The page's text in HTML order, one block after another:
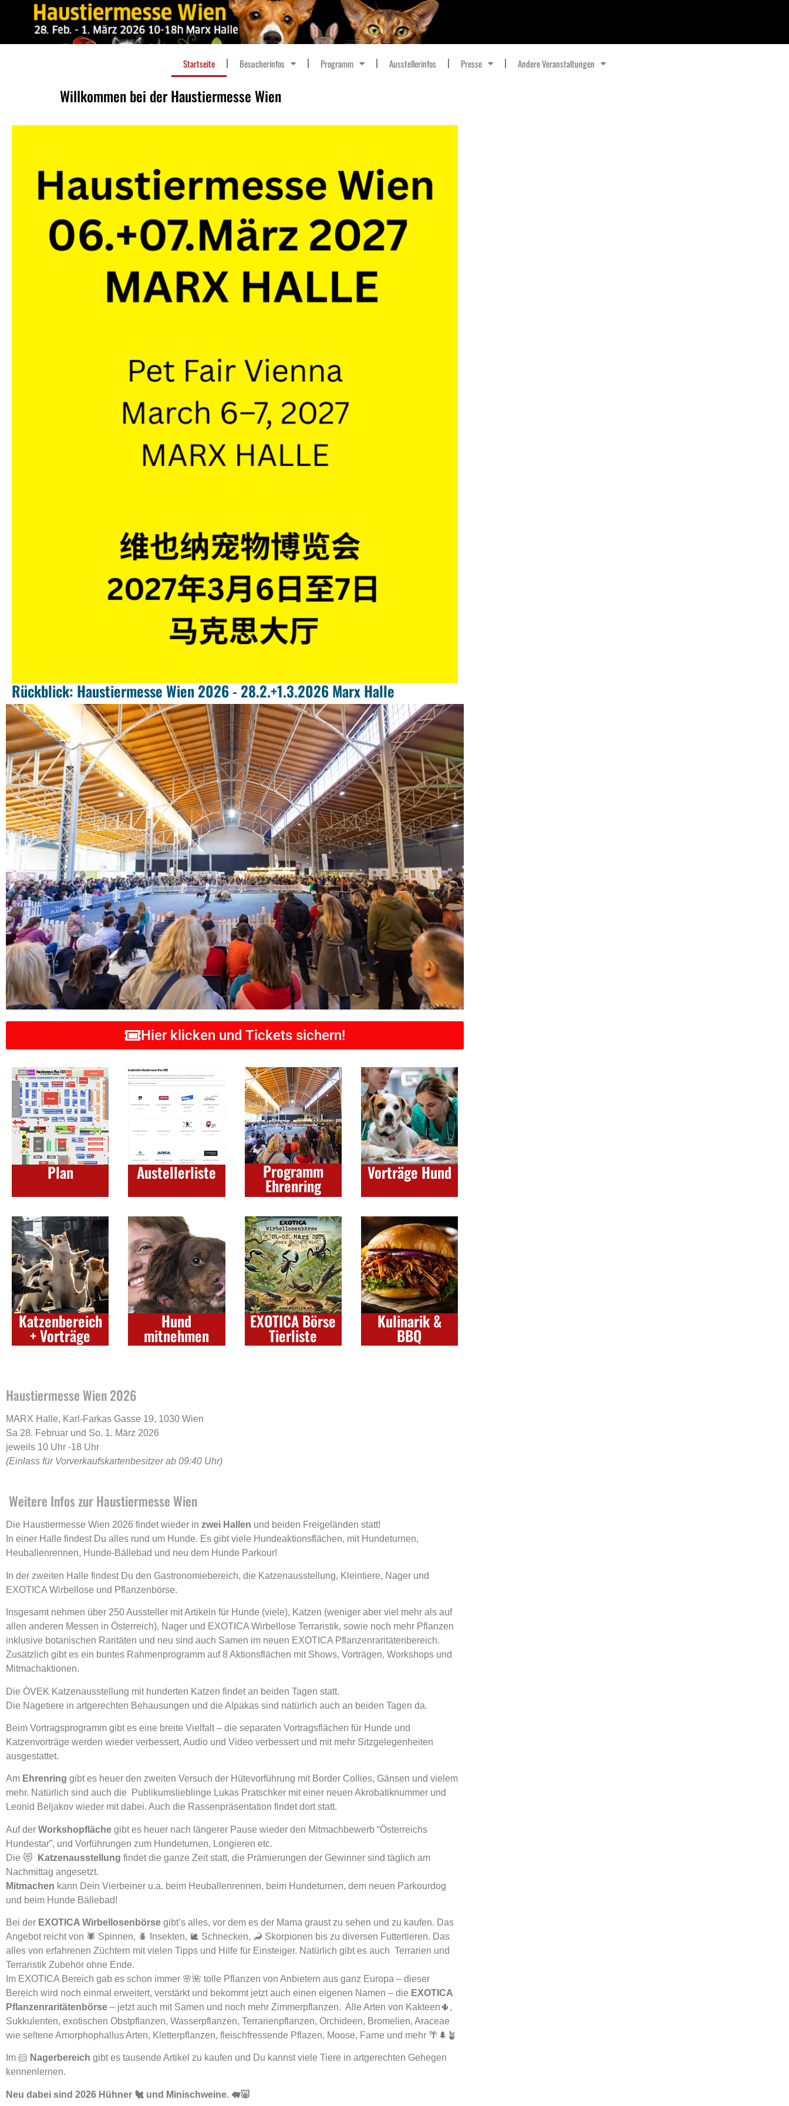
Startseite Besucherinfos Programm Ausstellerinfos Presse Andere Veranstaltungen
Willkommen bei der Haustiermesse Wien
Rückblick: Haustiermesse Wien 2026 - 28.2.+1.3.2026 Marx Halle
Hier klicken und Tickets sichern!
Plan Austellerliste Programm
Ehrenring
Vorträge Hund
Katzenbereich
+ Vorträge
Hund
mitnehmen
EXOTICA Börse
Tierliste
Kulinarik &
BBQ
Haustiermesse Wien 2026
MARX Halle, Karl-Farkas Gasse 19, 1030 Wien
Sa 28. Februar und So. 1. März 2026
jeweils 10 Uhr -18 Uhr
(Einlass für Vorverkaufskartenbesitzer ab 09:40 Uhr)
Weitere Infos zur Haustiermesse Wien
Die Haustiermesse Wien 2026 findet wieder in zwei Hallen und beiden Freigeländen statt!
In einer Halle findest Du alles rund um Hunde. Es gibt viele Hundeaktionsflächen, mit Hundeturnen,
Heuballenrennen, Hunde-Bällebad und neu dem Hunde Parkour!
In der zweiten Halle findest Du den Gastronomiebereich, die Katzenausstellung, Kleintiere, Nager und
EXOTICA Wirbellose und Pflanzenbörse.
Insgesamt nehmen über 250 Aussteller mit Artikeln für Hunde (viele), Katzen (weniger aber viel mehr als auf
allen anderen Messen in Österreich), Nager und EXOTICA Wirbellose Terraristik, sowie noch mehr Pflanzen
inklusive botanischen Raritäten und neu sind auch Samen im neuen EXOTICA Pflanzenraritätenbereich.
Zusätzlich gibt es ein buntes Rahmenprogramm auf 8 Aktionsflächen mit Shows, Vorträgen, Workshops und
Mitmachaktionen.
Die ÖVEK Katzenausstellung mit hunderten Katzen findet an beiden Tagen statt.
Die Nagetiere in artgerechten Behausungen und die Alpakas sind natürlich auch an beiden Tagen da.
Beim Vortragsprogramm gibt es eine breite Vielfalt – die separaten Vortragsflächen für Hunde und
Katzenvorträge werden wieder verbessert, Audio und Video verbessert und mit mehr Sitzgelegenheiten
ausgestattet.
Am Ehrenring gibt es heuer den zweiten Versuch der Hütevorführung mit Border Collies, Gänsen und vielem
mehr. Natürlich sind auch die Publikumslieblinge Lukas Pratschker mit einer neuen Akrobatiknummer und
Leonid Beljakov wieder mit dabei. Auch die Rassenpräsentation findet dort statt.
Auf der Workshopfläche gibt es heuer nach längerer Pause wieder den Mitmachbewerb “Österreichs
Hundestar”, und Vorführungen zum Hundeturnen, Longieren etc.
Die 😻
Katzenausstellung findet die ganze Zeit statt, die Prämierungen der Gewinner sind täglich am
Nachmittag angesetzt.
Mitmachen kann Dein Vierbeiner u.a. beim Heuballenrennen, beim Hundeturnen, dem neuen Parkourdog
und beim Hunde Bällebad!
Bei der EXOTICA Wirbellosenbörse gibt’s alles, vor dem es der Mama graust zu sehen und zu kaufen. Das
Angebot reicht von 🕷️ Spinnen, 🪲 Insekten, 🐌 Schnecken, 🦂 Skorpionen bis zu diversen Futtertieren. Das
alles von erfahrenen Züchtern mit vielen Tipps und Hilfe für Einsteiger. Natürlich gibt es auch Terrarien und
Terraristik Zubehör ohne Ende.
Im EXOTICA Bereich gab es schon immer 🌸🌺 tolle Pflanzen von Anbietern aus ganz Europa – dieser
Bereich wird noch einmal erweitert, verstärkt und bekommt jetzt auch einen eigenen Namen – die EXOTICA
Pflanzenraritätenbörse – jetzt auch mit Samen und noch mehr Zimmerpflanzen. Alle Arten von Kakteen🌵,
Sukkulenten, exotischen Obstpflanzen, Wasserpflanzen, Terrarienpflanzen, Orchideen, Bromelien, Araceae
wie seltene Amorphophallus Arten, Kletterpflanzen, fleischfressende Pflazen, Moose, Farne und mehr 🌴🌲🪴
Im 🐹 Nagerbereich gibt es tausende Artikel zu kaufen und Du kannst viele Tiere in artgerechten Gehegen
kennenlernen.
Neu dabei sind 2026 Hühner 🐔 und Minischweine. 🐖🐷